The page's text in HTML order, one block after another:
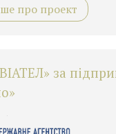
про проект
за